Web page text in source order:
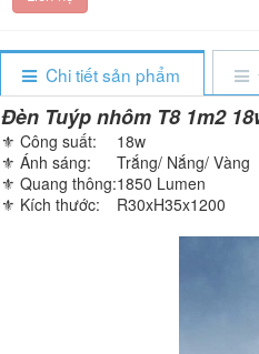
Chi tiết sản phẩm
Đèn Tuýp nhôm T8 1m2
⚜️ Công suất:
18w
⚜️ Ánh sáng:
Trắng/ Nắng/ Vàng
⚜️ Quang thông:1850 Lumen
⚜️ Kích thước:
R30xH35x1200